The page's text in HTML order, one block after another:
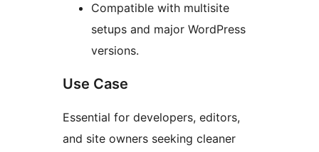
Compatible with multisite
setups and major WordPress
versions.
Use Case
Essential for developers, editors,
and site owners seeking cleaner